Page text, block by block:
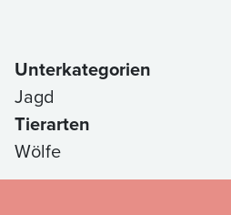
Unterkategorien
Jagd
Tierarten
Wölfe